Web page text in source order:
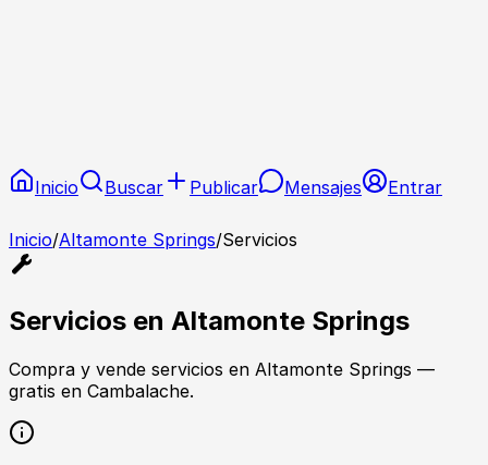
Inicio Buscar Publicar Mensajes Entrar
Inicio/Altamonte Springs/Servicios
Servicios en Altamonte Springs
Compra y vende servicios en Altamonte Springs —
gratis en Cambalache.